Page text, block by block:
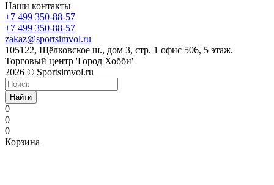
Наши контакты
+7 499 350-88-57
+7 499 350-88-57
zakaz@sportsimvol.ru
105122, Щёлковское ш., дом 3, стр. 1 офис 506, 5 этаж.
Торговый центр 'Город Хобби'
2026 © Sportsimvol.ru
Найти
0
0
0
Корзина